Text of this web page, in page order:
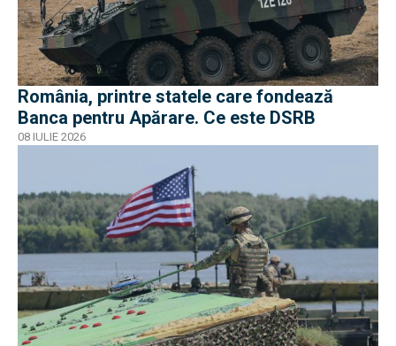
România, printre statele care fondează
Banca pentru Apărare. Ce este DSRB
08 IULIE 2026